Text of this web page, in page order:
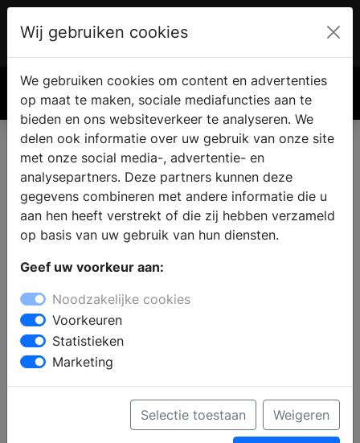
€ 0.00
Een haard of kachel kopen in
Papenhoven
een bezoek aan een haardenspecialist vindt u
verschillende houtkachels, open haarden,
gashaarden, gaskachels, pellet kachels en cv-
houthaarden. De deskundige medewerkers kunnen u
adviseren bij het kiezen van een model, passend bij
uw woning en uw wensen. Ook over een vakkundige
installatie van uw eigen haard en het onderhoud kan
de haardenspeciaalzaak u met professioneel advies
Wij gebruiken cookies
We gebruiken cookies om content en advertenties
op maat te maken, sociale mediafuncties aan te
bieden en ons websiteverkeer te analyseren. We
delen ook informatie over uw gebruik van onze site
met onze social media-, advertentie- en
analysepartners. Deze partners kunnen deze
gegevens combineren met andere informatie die u
aan hen heeft verstrekt of die zij hebben verzameld
op basis van uw gebruik van hun diensten.
Geef uw voorkeur aan:
Noodzakelijke cookies
Voorkeuren
Statistieken
Marketing
Selectie toestaan Weigeren